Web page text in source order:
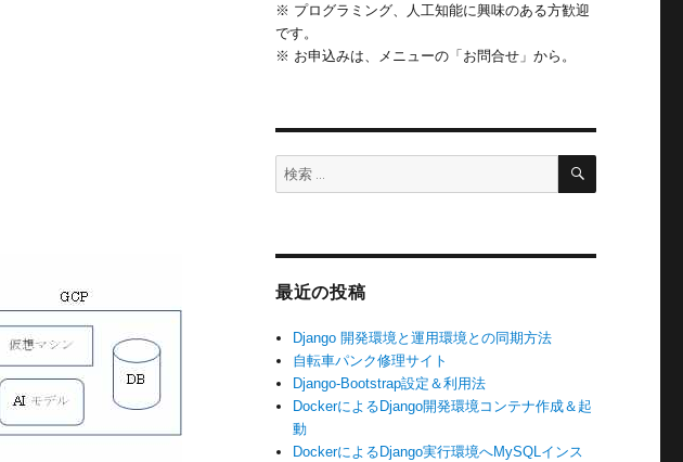
※ プログラミング、人工知能に興味のある方歓迎
です。
※ お申込みは、メニューの「お問合せ」から。
検
検
最近の投稿
Django 開発環境と運用環境との同期方法
自転車パンク修理サイト
Django-Bootstrap設定＆利用法
DockerによるDjango開発環境コンテナ作成＆起
動
DockerによるDjango実行環境へMySQLインス